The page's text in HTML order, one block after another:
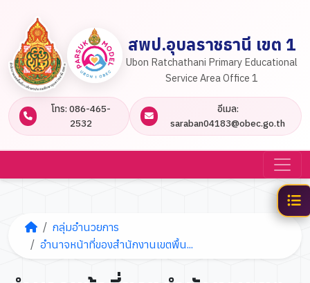
สพป.อุบลราชธานี เขต 1
Ubon Ratchathani Primary Educational
Service Area Office 1
โทร: 086-465-
2532
อีเมล:
saraban04183@obec.go.th
กลุ่มอำนวยการ
อำนาจหน้าที่ของสำนักงานเขตพื้น...